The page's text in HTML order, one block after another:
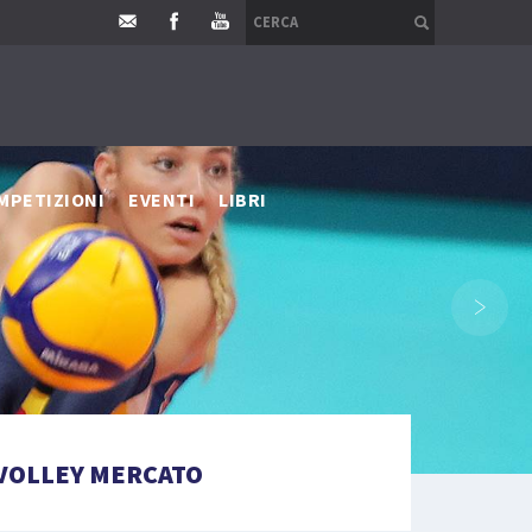
EVENTI LIBRI
›
MERCATO